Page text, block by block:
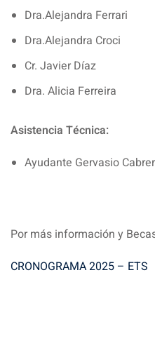
Dra.Alejandra Ferrari
Dra.Alejandra Croci
Cr. Javier Díaz
Dra. Alicia Ferreira
Asistencia Técnica:
Ayudante Gervasio
Por más información y
CRONOGRAMA 2025 – ETS